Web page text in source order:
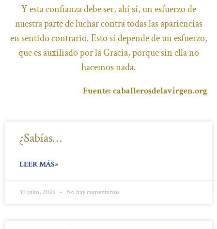
Y esta confianza debe ser, ahí sí, un esfuerzo de
nuestra parte de luchar contra todas las apariencias
en sentido contrario. Esto sí depende de un esfuerzo,
que es auxiliado por la Gracia, porque sin ella no
hacemos nada.
Fuente: caballerosdelavirgen.org
¿Sabías…
LEER MÁS»
30 julio, 2026 No hay comentarios